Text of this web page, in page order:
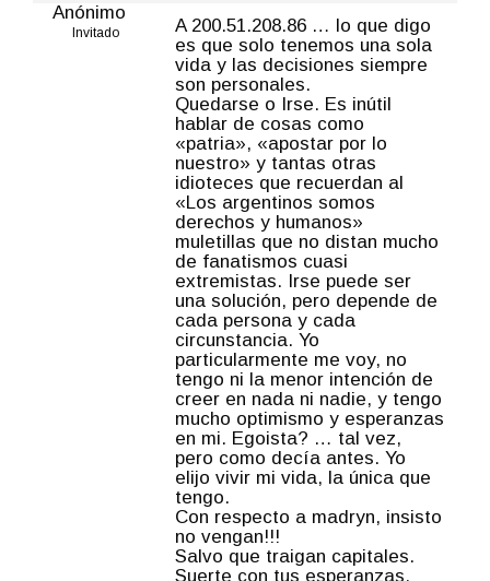
Anónimo
Invitado
A 200.51.208.86 … lo que digo
es que solo tenemos una sola
vida y las decisiones siempre
son personales.
Quedarse o Irse. Es inútil
hablar de cosas como
«patria», «apostar por lo
nuestro» y tantas otras
idioteces que recuerdan al
«Los argentinos somos
derechos y humanos»
muletillas que no distan mucho
de fanatismos cuasi
extremistas. Irse puede ser
una solución, pero depende de
cada persona y cada
circunstancia. Yo
particularmente me voy, no
tengo ni la menor intención de
creer en nada ni nadie, y tengo
mucho optimismo y esperanzas
en mi. Egoista? … tal vez,
pero como decía antes. Yo
elijo vivir mi vida, la única que
tengo.
Con respecto a madryn, insisto
no vengan!!!
Salvo que traigan capitales.
Suerte con tus esperanzas.